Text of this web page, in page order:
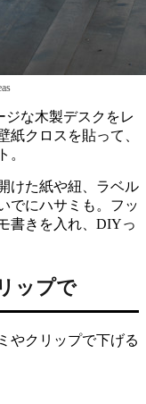
ジな木製デスクをレ
紙クロスを貼って、
。
けた紙や紐、ラベル
でにハサミも。フッ
書きを入れ、DIYっ
ップで
やクリップで下げる